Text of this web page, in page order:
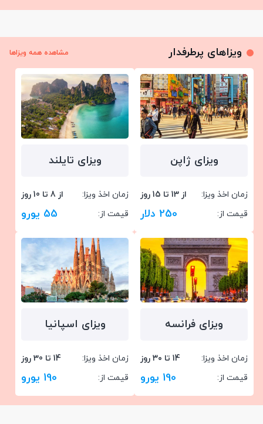
ویزاهای پرطرفدار مشاهده همه ویزاها
ویزای ژاپن
زمان اخذ ویزا:
از 13 تا 15 روز
قیمت از:
250 دلار
ویزای تایلند
زمان اخذ ویزا:
از 8 تا 10 روز
قیمت از:
55 یورو
ویزای فرانسه
زمان اخذ ویزا:
14 تا ۳۰ روز
قیمت از:
190 یورو
ویزای اسپانیا
زمان اخذ ویزا:
14 تا 30 روز
قیمت از:
190 یورو